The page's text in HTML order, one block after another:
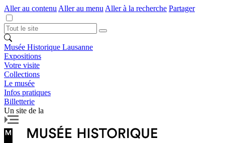
Aller au contenu Aller au menu Aller à la recherche Partager
Musée Historique Lausanne
Expositions
Votre visite
Collections
Le musée
Infos pratiques
Billetterie
Un site de la